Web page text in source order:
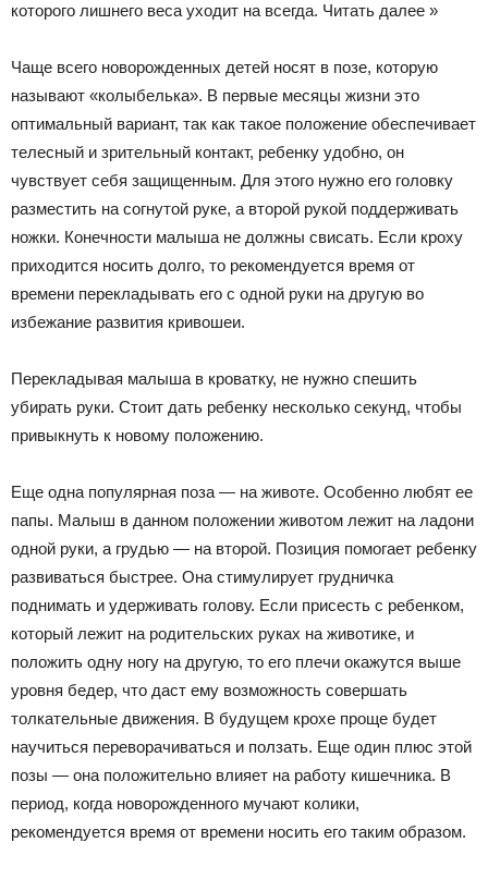
которого лишнего веса уходит на всегда. Читать далее »
Чаще всего новорожденных детей носят в позе, которую
называют «колыбелька». В первые месяцы жизни это
оптимальный вариант, так как такое положение обеспечивает
телесный и зрительный контакт, ребенку удобно, он
чувствует себя защищенным. Для этого нужно его головку
разместить на согнутой руке, а второй рукой поддерживать
ножки. Конечности малыша не должны свисать. Если кроху
приходится носить долго, то рекомендуется время от
времени перекладывать его с одной руки на другую во
избежание развития кривошеи.
Перекладывая малыша в кроватку, не нужно спешить
убирать руки. Стоит дать ребенку несколько секунд, чтобы
привыкнуть к новому положению.
Еще одна популярная поза — на животе. Особенно любят ее
папы. Малыш в данном положении животом лежит на ладони
одной руки, а грудью — на второй. Позиция помогает ребенку
развиваться быстрее. Она стимулирует грудничка
поднимать и удерживать голову. Если присесть с ребенком,
который лежит на родительских руках на животике, и
положить одну ногу на другую, то его плечи окажутся выше
уровня бедер, что даст ему возможность совершать
толкательные движения. В будущем крохе проще будет
научиться переворачиваться и ползать. Еще один плюс этой
позы — она положительно влияет на работу кишечника. В
период, когда новорожденного мучают колики,
рекомендуется время от времени носить его таким образом.